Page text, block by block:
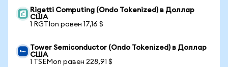
Rigetti Computing (Ondo Tokenized) в Доллар
США
1 RGTIon равен 17,16 $
Tower Semiconductor (Ondo Tokenized) в Доллар
США
1 TSEMon равен 228,91 $